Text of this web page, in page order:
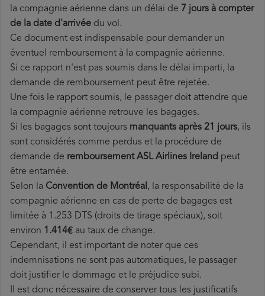
la compagnie aérienne dans un délai de 7 jours à compter
de la date d'arrivée du vol.
Ce document est indispensable pour demander un
éventuel remboursement à la compagnie aérienne.
Si ce rapport n'est pas soumis dans le délai imparti, la
demande de remboursement peut être rejetée.
Une fois le rapport soumis, le passager doit attendre que
la compagnie aérienne retrouve les bagages.
Si les bagages sont toujours manquants après 21 jours, ils
sont considérés comme perdus et la procédure de
demande de remboursement ASL Airlines Ireland peut
être entamée.
Selon la Convention de Montréal, la responsabilité de la
compagnie aérienne en cas de perte de bagages est
limitée à 1.253 DTS (droits de tirage spéciaux), soit
environ 1.414€ au taux de change.
Cependant, il est important de noter que ces
indemnisations ne sont pas automatiques, le passager
doit justifier le dommage et le préjudice subi.
Il est donc nécessaire de conserver tous les justificatifs